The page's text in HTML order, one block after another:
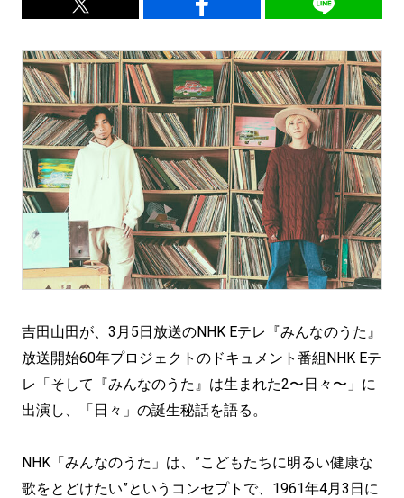
吉田山田が、3月5日放送のNHK Eテレ『みんなのうた』
放送開始60年プロジェクトのドキュメント番組NHK Eテ
レ「そして『みんなのうた』は生まれた2〜日々〜」に
出演し、「日々」の誕生秘話を語る。
NHK「みんなのうた」は、”こどもたちに明るい健康な
歌をとどけたい”というコンセプトで、1961年4月3日に